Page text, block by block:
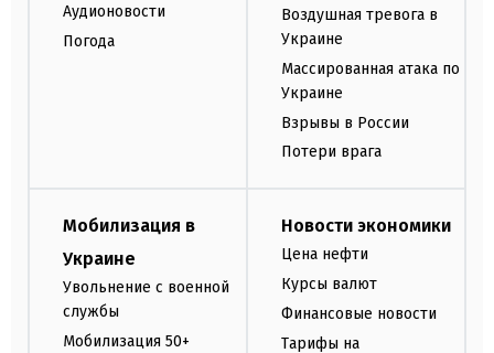
Аудионовости
Погода
Воздушная тревога в
Украине
Массированная атака по
Украине
Взрывы в России
Потери врага
Мобилизация в
Украине
Увольнение с военной
службы
Мобилизация 50+
Новости экономики
Цена нефти
Курсы валют
Финансовые новости
Тарифы на